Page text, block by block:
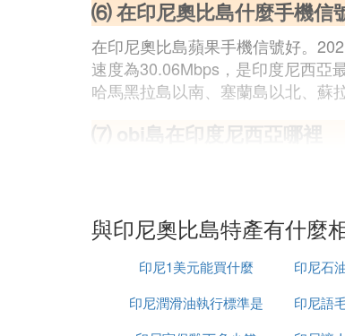
⑹ 在印尼奧比島什麼手機信
在印尼奧比島蘋果手機信號好。
速度為30.06Mbps，是印度尼西亞
哈馬黑拉島以南、塞蘭島以北、蘇
⑺ obi島在印度尼西亞哪裡
（28哩），面積2542平方公里。
與印尼奧比島特產有什麼
印尼1美元能買什麼
印尼石
印尼潤滑油執行標準是
印尼語